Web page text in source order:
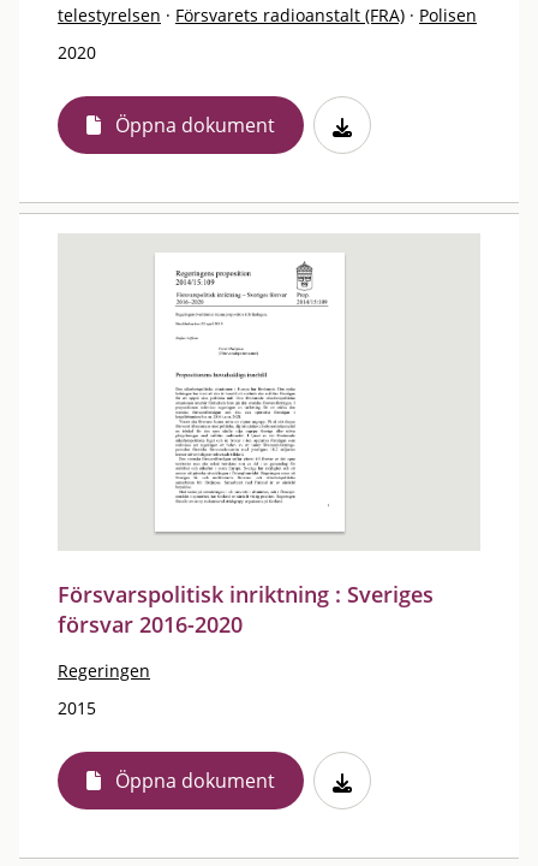
telestyrelsen · Försvarets radioanstalt (FRA) · Polisen
2020
Öppna dokument
Försvarspolitisk inriktning : Sveriges
försvar 2016-2020
Regeringen
2015
Öppna dokument